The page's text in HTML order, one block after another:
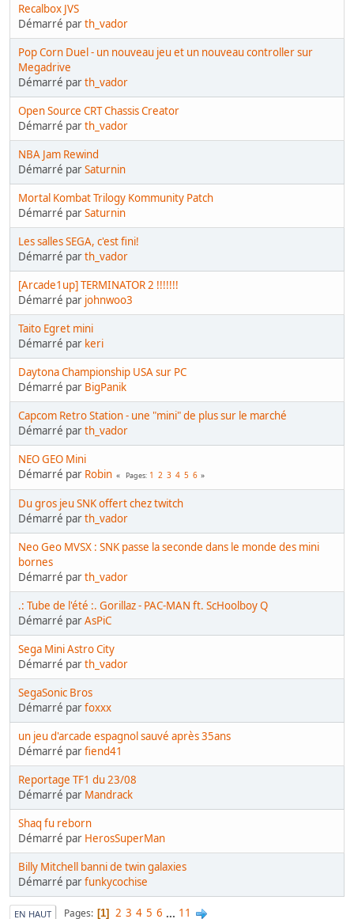
Recalbox JVS
Démarré parth_vador
Pop Corn Duel - un nouveau jeu et un nouveau controller sur
Megadrive
Démarré parth_vador
Open Source CRT Chassis Creator
Démarré parth_vador
NBA Jam Rewind
Démarré parSaturnin
Mortal Kombat Trilogy Kommunity Patch
Démarré parSaturnin
Les salles SEGA, c'est fini!
Démarré parth_vador
[Arcade1up] TERMINATOR 2 !!!!!!!
Démarré par johnwoo3
Taito Egret mini
Démarré par keri
Daytona Championship USA sur PC
Démarré par BigPanik
Capcom Retro Station - une "mini" de plus sur le marché
Démarré parth_vador
NEO GEO Mini
Démarré par Robin Pages 1 2 3 4 5 6
Du gros jeu SNK offert chez twitch
Démarré parth_vador
Neo Geo MVSX : SNK passe la seconde dans le monde des mini
bornes
Démarré parth_vador
.: Tube de l'été :. Gorillaz - PAC-MAN ft. ScHoolboy Q
Démarré parAsPiC
Sega Mini Astro City
Démarré parth_vador
SegaSonic Bros
Démarré parfoxxx
un jeu d'arcade espagnol sauvé après 35ans
Démarré parfiend41
Reportage TF1 du 23/08
Démarré par Mandrack
Shaq fu reborn
Démarré par HerosSuperMan
Billy Mitchell banni de twin galaxies
Démarré parfunkycochise
EN HAUT Pages 1 2 3 4 5 6 ... 11